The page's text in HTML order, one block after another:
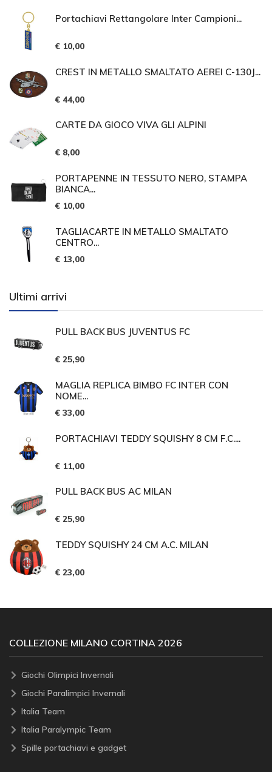
Portachiavi Rettangolare Inter Campioni...
€ 10,00
CREST IN METALLO SMALTATO AEREI C-130J...
€ 44,00
CARTE DA GIOCO VIVA GLI ALPINI
€ 8,00
PORTAPENNE IN TESSUTO NERO, STAMPA
BIANCA...
€ 10,00
TAGLIACARTE IN METALLO SMALTATO
CENTRO...
€ 13,00
Ultimi arrivi
PULL BACK BUS JUVENTUS FC
€ 25,90
MAGLIA REPLICA BIMBO FC INTER CON
NOME...
€ 33,00
PORTACHIAVI TEDDY SQUISHY 8 CM F.C....
€ 11,00
PULL BACK BUS AC MILAN
€ 25,90
TEDDY SQUISHY 24 CM A.C. MILAN
€ 23,00
COLLEZIONE MILANO CORTINA 2026
Giochi Olimpici Invernali
Giochi Paralimpici Invernali
Italia Team
Italia Paralympic Team
Spille portachiavi e gadget